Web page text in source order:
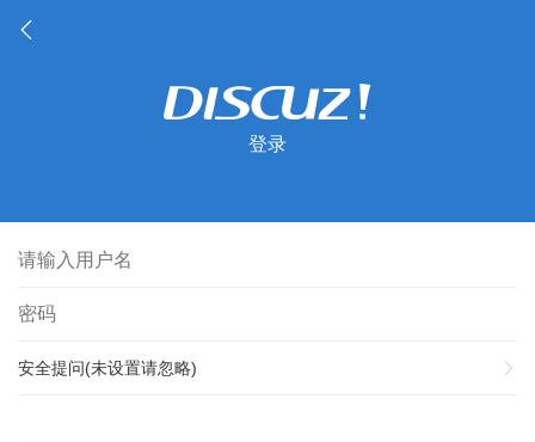
登录
安全提问(未设置请忽略)